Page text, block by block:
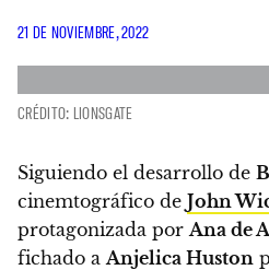
21 DE NOVIEMBRE, 2022
CRÉDITO: LIONSGATE
Siguiendo el desarrollo de
cinemtográfico de John
protagonizada por Ana de
fichado a Anjelica Huston